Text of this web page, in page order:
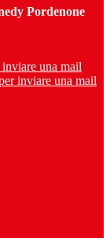
Pordenone
una mail
inviare una mail